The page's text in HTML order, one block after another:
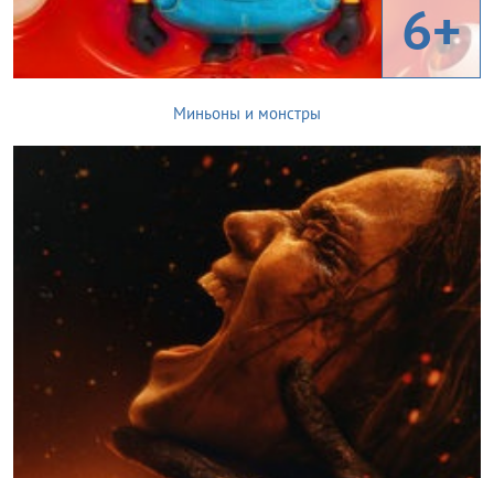
6+
Миньоны и монстры